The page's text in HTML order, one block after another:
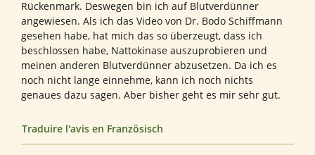
Rückenmark. Deswegen bin ich auf Blutverdünner
angewiesen. Als ich das Video von Dr. Bodo Schiffmann
gesehen habe, hat mich das so überzeugt, dass ich
beschlossen habe, Nattokinase auszuprobieren und
meinen anderen Blutverdünner abzusetzen. Da ich es
noch nicht lange einnehme, kann ich noch nichts
genaues dazu sagen. Aber bisher geht es mir sehr gut.
Traduire l'avis en Französisch